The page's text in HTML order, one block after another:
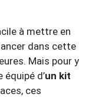
à mettre en
dans cette
Mais pour y
d’un kit
ces